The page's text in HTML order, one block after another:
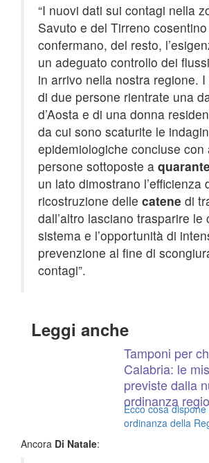
“I nuovi dati sui contagi nella
Savuto e del Tirreno cosentino
confermano, del resto,
un adeguato controllo dei
in arrivo nella nostra regione. I
di due persone rientrate una
d’Aosta e di una donna
da cui sono scaturite le
epidemiologiche concluse con
persone sottoposte a
un lato dimostrano l’efficienza
ricostruzione delle catene di
dall’altro lasciano trasparire le
sistema e l’opportunità di
prevenzione al fine di
contagi”.
Leggi anche
Tamponi per
Calabria: le
previste dalla
ordinanza
Ecco cosa
ordinanza della
Ancora Di Natale: